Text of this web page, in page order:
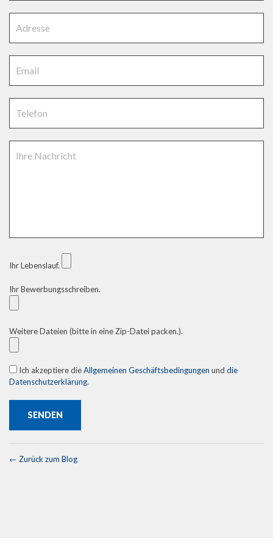
Ihr Lebenslauf.
Ihr Bewerbungsschreiben.
Weitere Dateien (bitte in eine Zip-Datei packen.).
Ich akzeptiere dieAllgemeinen Geschäftsbedingungen und die
Datenschutzerklärung.
← Zurück zum Blog